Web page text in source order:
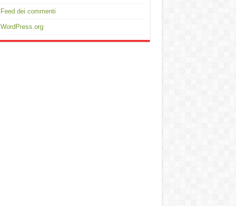
Feed dei commenti
WordPress.org